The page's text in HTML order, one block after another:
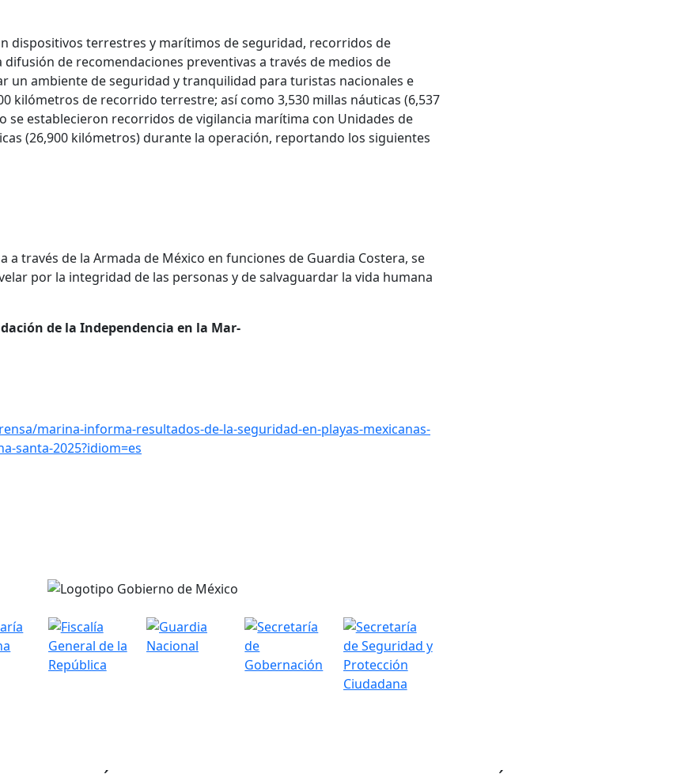
dispositivos terrestres y marítimos de seguridad, recorridos de
de recomendaciones preventivas a través de medios de
un ambiente de seguridad y tranquilidad para turistas nacionales e
kilómetros de recorrido terrestre; así como 3,530 millas náuticas (6,537
se establecieron recorridos de vigilancia marítima con Unidades de
(26,900 kilómetros) durante la operación, reportando los siguientes
a través de la Armada de México en funciones de Guardia Costera, se
por la integridad de las personas y de salvaguardar la vida humana
de la Independencia en la Mar-
marina-informa-resultados-de-la-seguridad-en-playas-mexicanas-
santa-2025?idiom=es